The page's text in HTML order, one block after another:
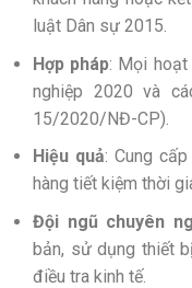
luật Dân sự 2015.
Hợp pháp: Mọi hoạt
nghiệp 2020 và
15/2020/NĐ-CP).
Hiệu quả: Cung
hàng tiết kiệm thời
Đội ngũ chuyên
bản, sử dụng thiết
điều tra kinh tế.